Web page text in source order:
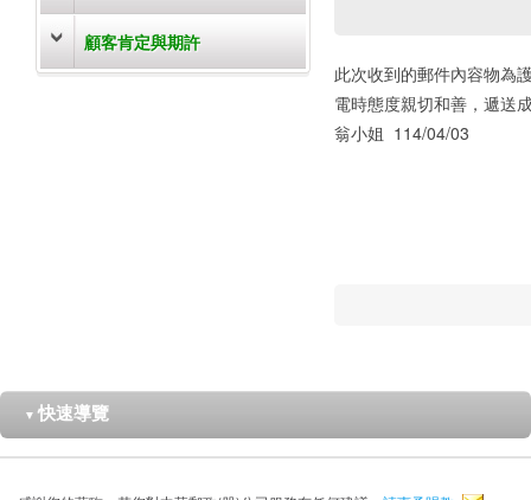
顧客肯定與期許
此次收到的郵件內容物為
電時態度親切和善，遞送
翁小姐 114/04/03
▼ 快速導覽